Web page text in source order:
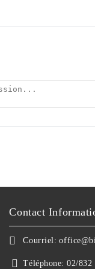
Contact
Courriel:
Téléphone: 02/832